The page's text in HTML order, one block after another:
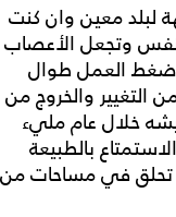
لبلد معين وان كنت
وتجعل الأعصاب
العمل طوال
التغيير والخروج من
خلال عام مليء
بالطبيعة
تحلق في مساحات من